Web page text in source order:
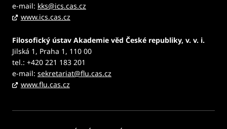
e-mail: kks@ics.cas.cz
www.ics.cas.cz
Filosofický ústav Akademie věd České republiky, v. v. i.
Jilská 1, Praha 1, 110 00
tel.: +420 221 183 201
e-mail: sekretariat@flu.cas.cz
www.flu.cas.cz